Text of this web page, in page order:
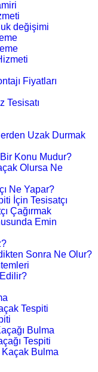
değişimi
Fiyatları
Tesisatı
Uzak Durmak
Konu Mudur?
Olursa Ne
Ne Yapar?
İçin Tesisatçı
Çağırmak
Emin
Sonra Ne Olur?
Tespiti
Bulma
Tespiti
Kaçak Bulma